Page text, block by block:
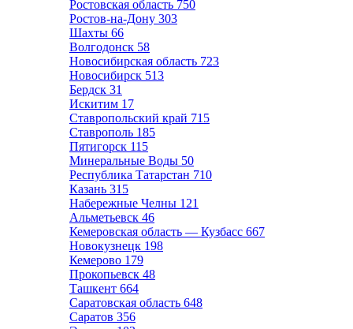
Ростовская область 750
Ростов-на-Дону 303
Шахты 66
Волгодонск 58
Новосибирская область 723
Новосибирск 513
Бердск 31
Искитим 17
Ставропольский край 715
Ставрополь 185
Пятигорск 115
Минеральные Воды 50
Республика Татарстан 710
Казань 315
Набережные Челны 121
Альметьевск 46
Кемеровская область — Кузбасс 667
Новокузнецк 198
Кемерово 179
Прокопьевск 48
Ташкент 664
Саратовская область 648
Саратов 356